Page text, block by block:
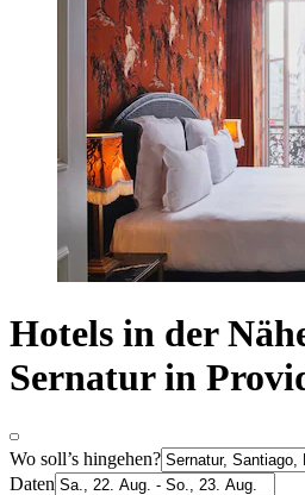
Hotels in der
Sernatur in
Wo soll’s hingehen?
Daten